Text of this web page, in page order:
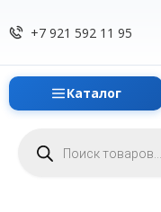
+7 921 592 11 95
Каталог
товаров